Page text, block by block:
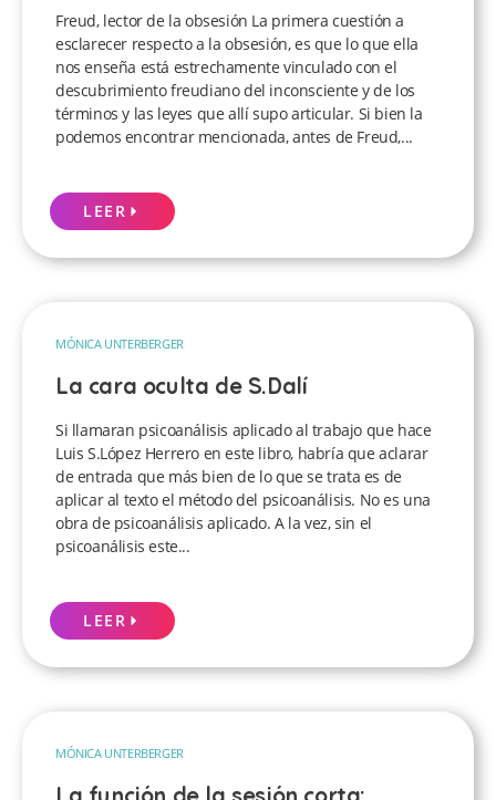
Freud, lector de la obsesión La primera cuestión a
esclarecer respecto a la obsesión, es que lo que ella
nos enseña está estrechamente vinculado con el
descubrimiento freudiano del inconsciente y de los
términos y las leyes que allí supo articular. Si bien la
podemos encontrar mencionada, antes de Freud,...
LEER
MÓNICA UNTERBERGER
La cara oculta de S.Dalí
Si llamaran psicoanálisis aplicado al trabajo que hace
Luis S.López Herrero en este libro, habría que aclarar
de entrada que más bien de lo que se trata es de
aplicar al texto el método del psicoanálisis. No es una
obra de psicoanálisis aplicado. A la vez, sin el
psicoanálisis este...
LEER
MÓNICA UNTERBERGER
La función de la sesión corta: